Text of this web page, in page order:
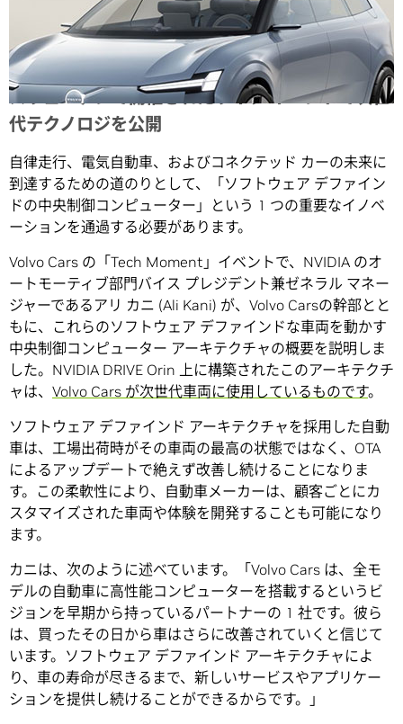
スウェーデンで開催されたライブ イベントで次世
代テクノロジを公開
自律走行、電気自動車、およびコネクテッド カーの未来に
到達するための道のりとして、「ソフトウェア デファイン
ドの中央制御コンピューター」という 1 つの重要なイノベ
ーションを通過する必要があります。
Volvo Cars の「Tech Moment」イベントで、NVIDIA のオ
ートモーティブ部門バイス プレジデント兼ゼネラル マネー
ジャーであるアリ カニ (Ali Kani) が、Volvo Carsの幹部とと
もに、これらのソフトウェア デファインドな車両を動かす
中央制御コンピューター アーキテクチャの概要を説明しま
した。NVIDIA DRIVE Orin 上に構築されたこのアーキテクチ
ャは、 Volvo Cars が次世代車両に使用しているものです。
ソフトウェア デファインド アーキテクチャを採用した自動
車は、工場出荷時がその車両の最高の状態ではなく、OTA
によるアップデートで絶えず改善し続けることになりま
す。この柔軟性により、自動車メーカーは、顧客ごとにカ
スタマイズされた車両や体験を開発することも可能になり
ます。
カニは、次のように述べています。「Volvo Cars は、全モ
デルの自動車に高性能コンピューターを搭載するというビ
ジョンを早期から持っているパートナーの 1 社です。彼ら
は、買ったその日から車はさらに改善されていくと信じて
います。ソフトウェア デファインド アーキテクチャによ
り、車の寿命が尽きるまで、新しいサービスやアプリケー
ションを提供し続けることができるからです。」